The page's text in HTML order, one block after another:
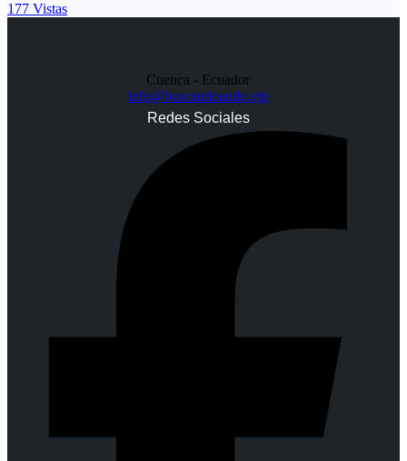
177 Vistas
Cuenca - Ecuador
info@buscandoando.vip
Redes Sociales